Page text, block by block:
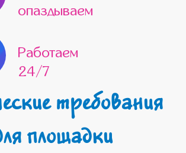
опаздываем
Работаем
24/7
площадки